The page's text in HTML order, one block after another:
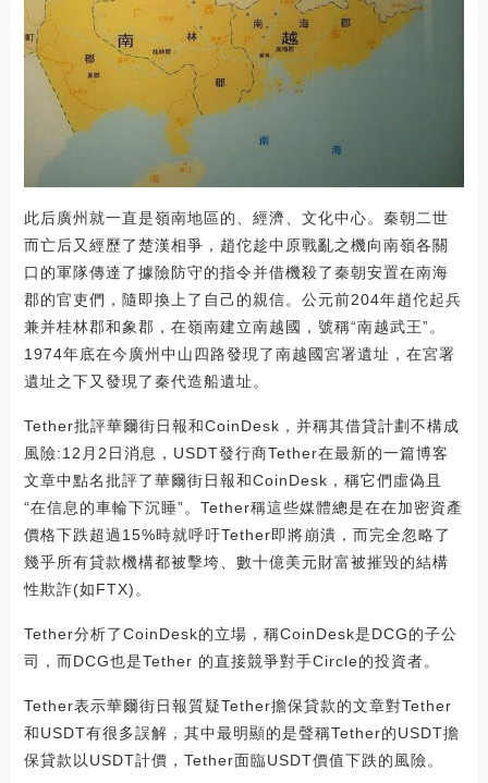
此后廣州就一直是嶺南地區的、經濟、文化中心。秦朝二世
而亡后又經歷了楚漢相爭，趙佗趁中原戰亂之機向南嶺各關
口的軍隊傳達了據險防守的指令并借機殺了秦朝安置在南海
郡的官吏們，隨即換上了自己的親信。公元前204年趙佗起兵
兼并桂林郡和象郡，在嶺南建立南越國，號稱“南越武王”。
1974年底在今廣州中山四路發現了南越國宮署遺址，在宮署
遺址之下又發現了秦代造船遺址。
Tether批評華爾街日報和CoinDesk，并稱其借貸計劃不構成
風險:12月2日消息，USDT發行商Tether在最新的一篇博客
文章中點名批評了華爾街日報和CoinDesk，稱它們虛偽且
“在信息的車輪下沉睡”。Tether稱這些媒體總是在在加密資產
價格下跌超過15%時就呼吁Tether即將崩潰，而完全忽略了
幾乎所有貸款機構都被擊垮、數十億美元財富被摧毀的結構
性欺詐(如FTX)。
Tether分析了CoinDesk的立場，稱CoinDesk是DCG的子公
司，而DCG也是Tether 的直接競爭對手Circle的投資者。
Tether表示華爾街日報質疑Tether擔保貸款的文章對Tether
和USDT有很多誤解，其中最明顯的是聲稱Tether的USDT擔
保貸款以USDT計價，Tether面臨USDT價值下跌的風險。